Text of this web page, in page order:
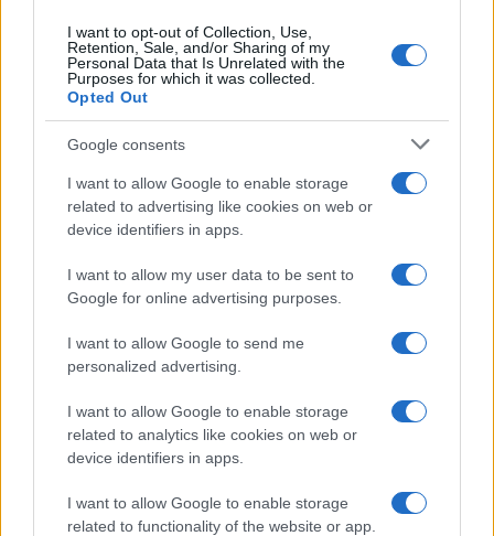
I want to opt-out of Collection, Use,
Retention, Sale, and/or Sharing of my
Personal Data that Is Unrelated with the
Purposes for which it was collected.
Opted Out
Google consents
I want to allow Google to enable storage
related to advertising like cookies on web or
device identifiers in apps.
I want to allow my user data to be sent to
Google for online advertising purposes.
I want to allow Google to send me
personalized advertising.
I want to allow Google to enable storage
related to analytics like cookies on web or
device identifiers in apps.
I want to allow Google to enable storage
related to functionality of the website or app.